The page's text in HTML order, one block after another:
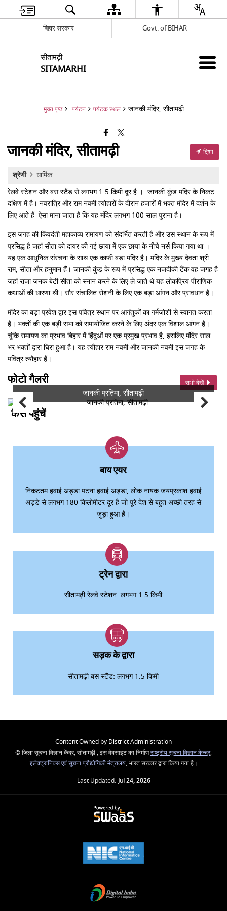
बिहार सरकार Govt. of BIHAR
सीतामढ़ी
SITAMARHI
मुख्य पृष्ठ पर्यटन पर्यटक स्थल जानकी मंदिर, सीतामढ़ी
जानकी मंदिर, सीतामढ़ी दिशा
श्रेणी
धार्मिक
रेलवे स्टेशन और बस स्टैंड से लगभग 1.5 किमी दूर है । जानकी-कुंड मंदिर के निकट
दक्षिण में है। नवरात्रि और राम नवमी त्योहारों के दौरान हजारों में भक्त मंदिर में दर्शन के
लिए आते हैं ऐसा माना जाता है कि यह मंदिर लगभग 100 साल पुराना है।
इस जगह की किंवदंती महाकाव्य रामायण को संदर्भित करती है और उस स्थान के रूप में
प्रसिद्ध है जहां सीता को दायर की गई छाया में एक छाया के नीचे नर्स किया गया था ।
यह एक आधुनिक संरचना के साथ एक काफी बड़ा मंदिर है। मंदिर के मुख्य देवता श्री
राम, सीता और हनुमान हैं। जानकी कुंड के रूप में प्रसिद्ध एक नजदीकी टैंक वह जगह है
जहां राजा जनक बेटी सीता को स्नान करने के लिए ले जाते थे यह लोकप्रिय पौराणिक
कथाओं की धारणा थी। सौर संचालित रोशनी के लिए एक बड़ा आंगन और प्रावधान है।
मंदिर का बड़ा प्रवेश द्वार इस पवित्र स्थान पर आगंतुकों का गर्मजोशी से स्वागत करता
है। भक्तों की एक बड़ी सभा को समायोजित करने के लिए अंदर एक विशाल आंगन है।
चूंकि रामायण का प्रभाव बिहार में हिंदुओं पर एक प्रमुख प्रभाव है, इसलिए मंदिर साल
भर भक्तों द्वारा घिरा हुआ है। यह त्यौहार राम नवमी और जानकी नवमी इस जगह के
पवित्र त्यौहार हैं।
फोटो गैलरी सभी देखें
जानकी प्रतिमा, सीतामढ़ी
कैसे पहुंचें
बाय एयर
निकटतम हवाई अड्डा पटना हवाई अड्डा, लोक नायक जयप्रकाश हवाई
अड्डे से लगभग 180 किलोमीटर दूर है जो पूरे देश से बहुत अच्छी तरह से
जुड़ा हुआ है।
ट्रेन द्वारा
सीतामढ़ी रेलवे स्टेशन: लगभग 1.5 किमी
सड़क के द्वारा
सीतामढ़ी बस स्टैंड: लगभग 1.5 किमी
Content Owned by District Administration
© जिला सूचना विज्ञान केंद्र, सीतामढ़ी , इस वेबसाइट का निर्माणराष्ट्रीय सूचना विज्ञान केन्द्र,
इलेक्ट्रानिक्स एवं सूचना प्रौद्योगिकी मंत्रालय, भारत सरकार द्वारा किया गया है।
Last Updated:Jul 24, 2026